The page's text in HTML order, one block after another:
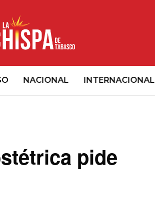
NACIONAL INTERNACIONAL
pide